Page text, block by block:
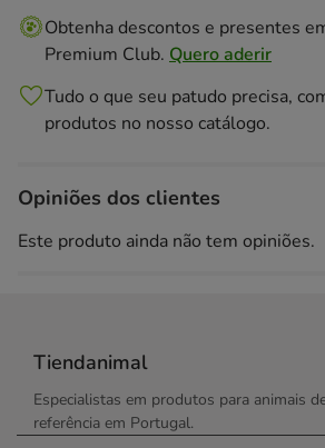
Obtenha descontos e presentes
Premium Club. Quero aderir
Tudo o que seu patudo precisa,
produtos no nosso catálogo.
Opiniões dos clientes
Este produto ainda não tem opiniões.
Tiendanimal
Especialistas em produtos para animais
referência em Portugal.